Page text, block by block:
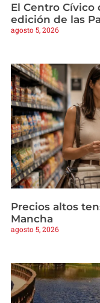
El Centro Cívico
edición de las
agosto 5, 2026
Precios altos
Mancha
agosto 5, 2026